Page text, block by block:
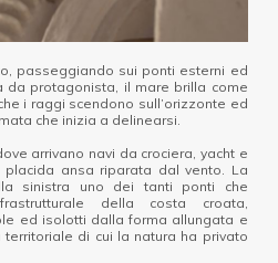
passeggiando sui ponti esterni ed
da protagonista, il mare brilla come
i raggi scendono sull’orizzonte ed
che inizia a delinearsi.
arrivano navi da crociera, yacht e
ansa riparata dal vento. La
sinistra uno dei tanti ponti che
della costa croata,
ed isolotti dalla forma allungata e
di cui la natura ha privato